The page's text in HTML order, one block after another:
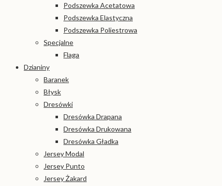
Podszewka Acetatowa
Podszewka Elastyczna
Podszewka Poliestrowa
Specjalne
Flaga
Dzianiny
Baranek
Błysk
Dresówki
Dresówka Drapana
Dresówka Drukowana
Dresówka Gładka
Jersey Modal
Jersey Punto
Jersey Żakard